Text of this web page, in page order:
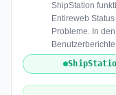
ShipStation
Entireweb
Probleme. In